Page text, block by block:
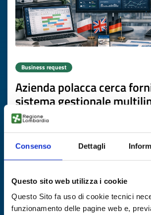
Consenso Dettagli
Questo sito web utilizza i cookie
Questo Sito fa uso di cookie tecnici
funzionamento delle pagine web e,
Business request
Azienda polacca cerca
sistema gestionale
affitti brevi
ID: BRPL20260506006
Expires on16 luglio